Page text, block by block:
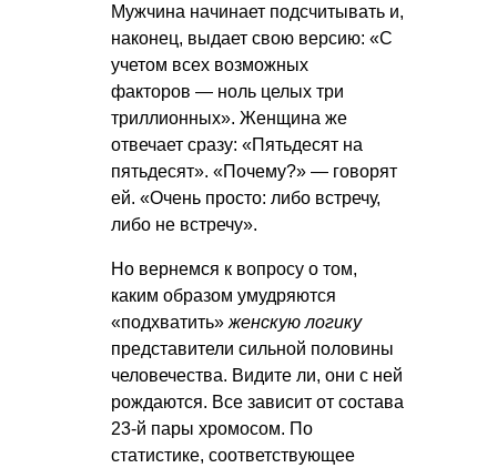
Мужчина начинает подсчитывать и,
наконец, выдает свою версию: «С
учетом всех возможных
факторов — ноль целых три
триллионных». Женщина же
отвечает сразу: «Пятьдесят на
пятьдесят». «Почему?» — говорят
ей. «Очень просто: либо встречу,
либо не встречу».
Но вернемся к вопросу о том,
каким образом умудряются
«подхватить» женскую логику
представители сильной половины
человечества. Видите ли, они с ней
рождаются. Все зависит от состава
23-й пары хромосом. По
статистике, соответствующее